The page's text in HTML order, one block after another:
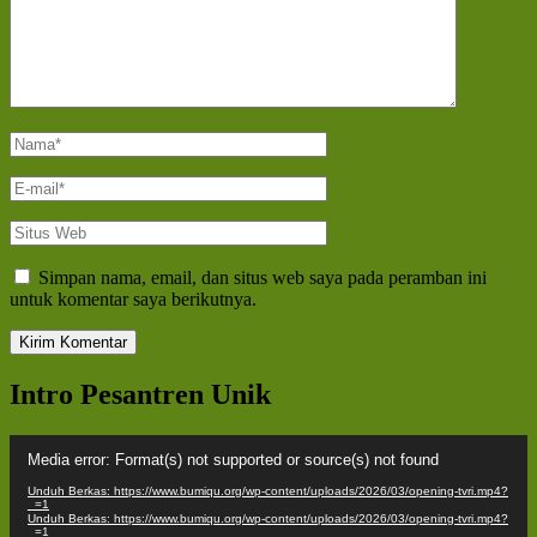
Nama*
E-
mail*
Situs
Web
Simpan nama, email, dan situs web saya pada peramban ini
untuk komentar saya berikutnya.
Intro Pesantren Unik
Video
Media error: Format(s) not supported or source(s) not found
Unduh Berkas: https://www.bumiqu.org/wp-content/uploads/2026/03/opening-tvri.mp4?
_=1
Unduh Berkas: https://www.bumiqu.org/wp-content/uploads/2026/03/opening-tvri.mp4?
_=1